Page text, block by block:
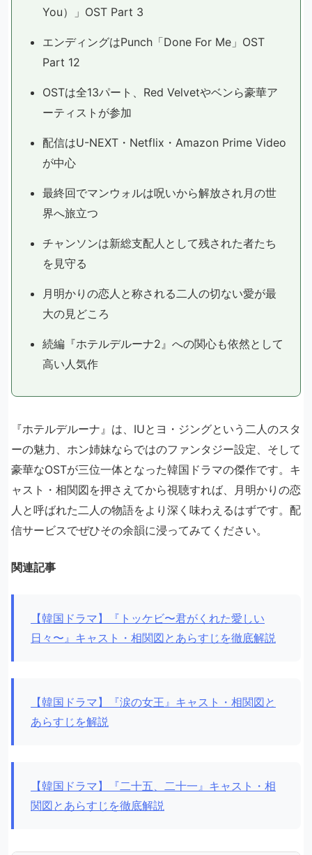
You）」OST Part 3
エンディングはPunch「Done For Me」OST
Part 12
OSTは全13パート、Red Velvetやベンら豪華ア
ーティストが参加
配信はU-NEXT・Netflix・Amazon Prime Video
が中心
最終回でマンウォルは呪いから解放され月の世
界へ旅立つ
チャンソンは新総支配人として残された者たち
を見守る
月明かりの恋人と称される二人の切ない愛が最
大の見どころ
続編『ホテルデルーナ2』への関心も依然として
高い人気作
『ホテルデルーナ』は、IUとヨ・ジングという二人のスタ
ーの魅力、ホン姉妹ならではのファンタジー設定、そして
豪華なOSTが三位一体となった韓国ドラマの傑作です。キ
ャスト・相関図を押さえてから視聴すれば、月明かりの恋
人と呼ばれた二人の物語をより深く味わえるはずです。配
信サービスでぜひその余韻に浸ってみてください。
関連記事
【韓国ドラマ】『トッケビ〜君がくれた愛しい
日々〜』キャスト・相関図とあらすじを徹底解説
【韓国ドラマ】『涙の女王』キャスト・相関図と
あらすじを解説
【韓国ドラマ】『二十五、二十一』キャスト・相
関図とあらすじを徹底解説